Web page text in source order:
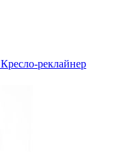
Кресло-реклайнер